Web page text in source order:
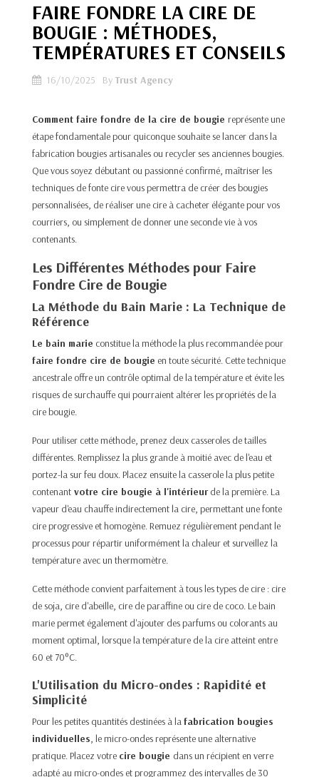
FAIRE FONDRE LA CIRE DE
BOUGIE : MÉTHODES,
TEMPÉRATURES ET CONSEILS
16/10/2025 ByTrust Agency
Comment faire fondre de la cire de bougie représente une
étape fondamentale pour quiconque souhaite se lancer dans la
fabrication bougies artisanales ou recycler ses anciennes bougies.
Que vous soyez débutant ou passionné confirmé, maîtriser les
techniques de fonte cire vous permettra de créer des bougies
personnalisées, de réaliser une cire à cacheter élégante pour vos
courriers, ou simplement de donner une seconde vie à vos
contenants.​
Les Différentes Méthodes pour Faire
Fondre Cire de Bougie
La Méthode du Bain Marie : La Technique de
Référence
Le bain marie constitue la méthode la plus recommandée pour
faire fondre cire de bougie en toute sécurité. Cette technique
ancestrale offre un contrôle optimal de la température et évite les
risques de surchauffe qui pourraient altérer les propriétés de la
cire bougie.​
Pour utiliser cette méthode, prenez deux casseroles de tailles
différentes. Remplissez la plus grande à moitié avec de l'eau et
portez-la sur feu doux. Placez ensuite la casserole la plus petite
contenant votre cire bougie à l'intérieurde la première. La
vapeur d'eau chauffe indirectement la cire, permettant une fonte
cire progressive et homogène. Remuez régulièrement pendant le
processus pour répartir uniformément la chaleur et surveillez la
température avec un thermomètre.​
Cette méthode convient parfaitement à tous les types de cire : cire
de soja, cire d'abeille, cire de paraffine ou cire de coco. Le bain
marie permet également d'ajouter des parfums ou colorants au
moment optimal, lorsque la température de la cire atteint entre
60 et 70°C.​
L'Utilisation du Micro-ondes : Rapidité et
Simplicité
Pour les petites quantités destinées à lafabrication bougies
individuelles, le micro-ondes représente une alternative
pratique. Placez votre cire bougie dans un récipient en verre
adapté au micro-ondes et programmez des intervalles de 30